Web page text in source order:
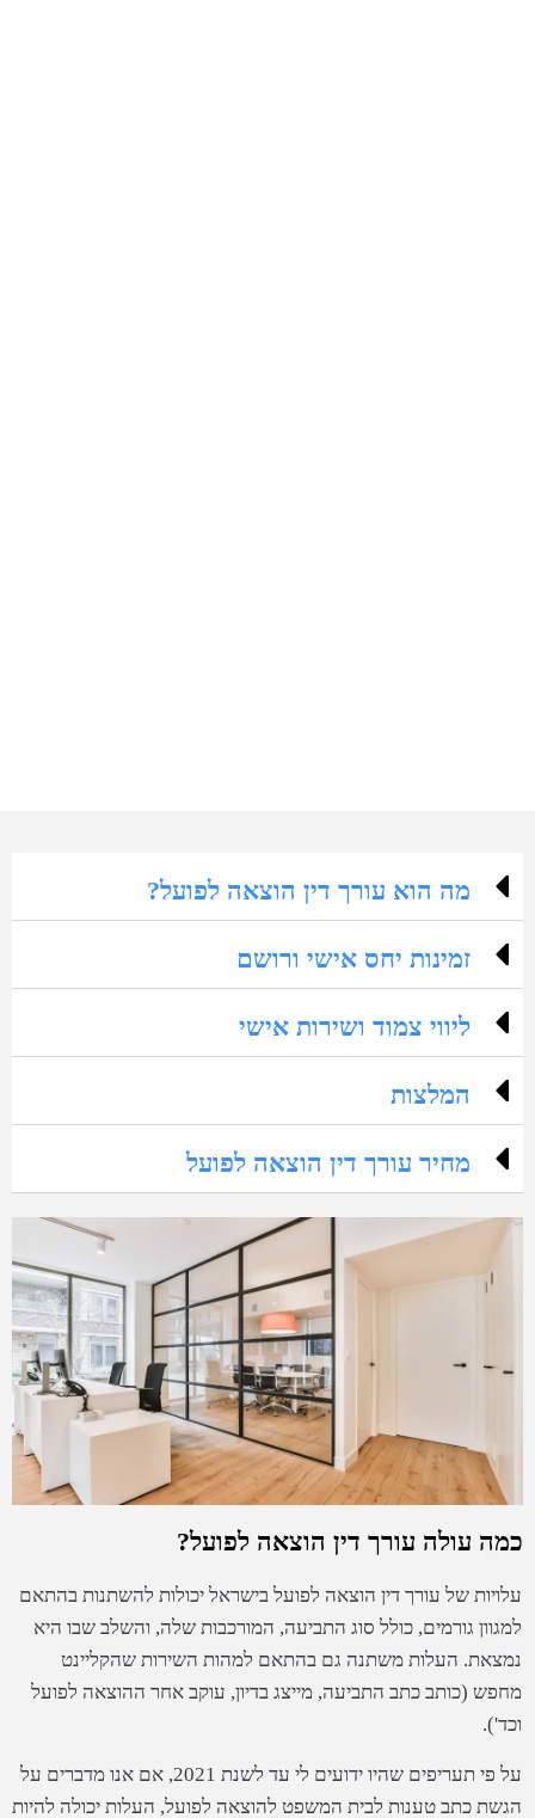
מה הוא עורך דין הוצאה לפועל?
זמינות יחס אישי ורושם
ליווי צמוד ושירות אישי
המלצות
מחיר עורך דין הוצאה לפועל
כמה עולה עורך דין הוצאה לפועל?
עלויות של עורך דין הוצאה לפועל בישראל יכולות להשתנות בהתאם
למגוון גורמים, כולל סוג התביעה, המורכבות שלה, והשלב שבו היא
נמצאת. העלות משתנה גם בהתאם למהות השירות שהקליינט
מחפש (כותב כתב התביעה, מייצג בדיון, עוקב אחר ההוצאה לפועל
וכד').
על פי תעריפים שהיו ידועים לי עד לשנת 2021, אם אנו מדברים על
הגשת כתב טענות לבית המשפט להוצאה לפועל, העלות יכולה להיות